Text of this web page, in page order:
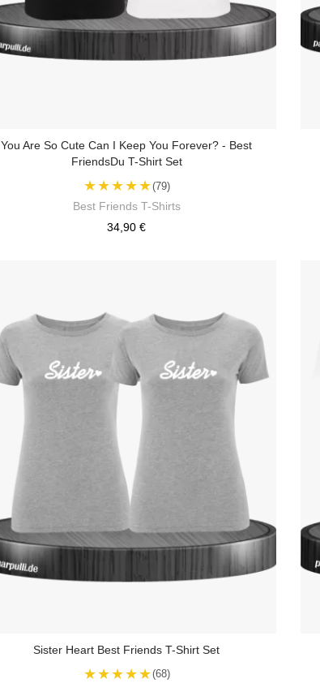
You Are So Cute Can I Keep You Forever? - Best
FriendsDu T-Shirt Set
★★★★★(79)
Best Friends T-Shirts
34,90 €
Sister Heart Best Friends T-Shirt Set
★★★★★(68)